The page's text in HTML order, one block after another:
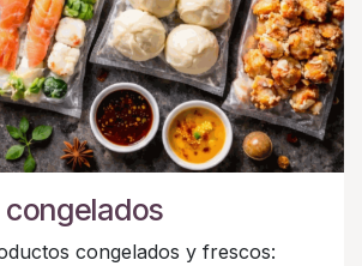
congelados y frescos: